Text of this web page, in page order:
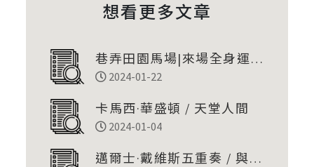
想看更多文章
巷弄田園馬場|來場全身運動
自信與感動的騎乘體驗
2024-01-22
卡馬西·華盛頓 / 天堂人間
2024-01-04
邁爾士·戴維斯五重奏 / 與邁